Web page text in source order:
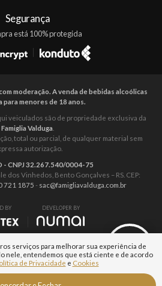
Segurança
está 100% protegida
moderação. A venda de bebidas alcoólicas
para menores de 18 anos.
veiculados são de propriedade exclusiva da
Famiglia Valduga
total ou parcial, de qualquer material sem
autorização.
- CNPJ 32.267.540/0004-75
dos Vinhedos, Bento Gonçalves – RS. CEP:
721 1875 - sac@famigliavalduga.com.br
BY DEVELOPER BY
serviços para melhorar sua experiência de
nele, entendemos que está ciente e de acordo
de Privacidade e Cookies